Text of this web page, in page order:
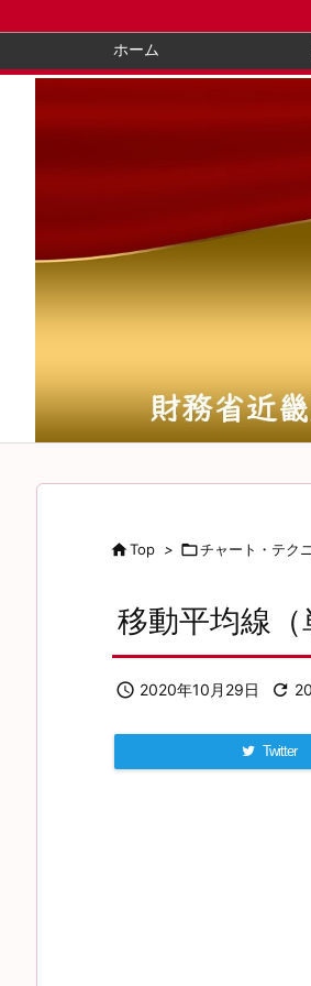
ホーム
Top > チャート・テク
移動平均線
 2020年10月29日 
Twitter